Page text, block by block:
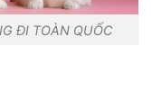
ĐI TOÀN QUỐC